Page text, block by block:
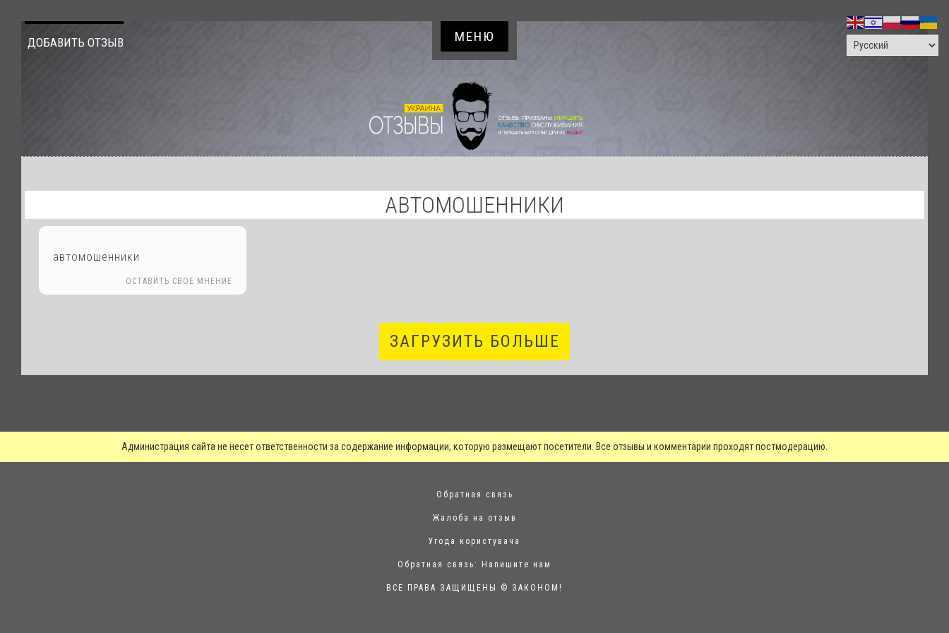
ДОБАВИТЬ ОТЗЫВ МЕНЮ
АВТОМОШЕННИКИ
автомошенники
ОСТАВИТЬ СВОЕ МНЕНИЕ
ЗАГРУЗИТЬ БОЛЬШЕ
Администрация сайта не несет ответственности за содержание информации, которую размещают посетители. Все отзывы и комментарии проходят постмодерацию.
Обратная связь
Жалоба на отзыв
Угода користувача
Обратная связь: Напишите нам
ВСЕ ПРАВА ЗАЩИЩЕНЫ © ЗАКОНОМ!